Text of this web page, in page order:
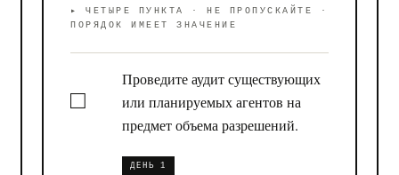
▸ ЧЕТЫРЕ ПУНКТА · НЕ ПРОПУСКАЙТЕ ·
ПОРЯДОК ИМЕЕТ ЗНАЧЕНИЕ
Проведите аудит существующих
или планируемых агентов на
предмет объема разрешений.
ДЕНЬ 1